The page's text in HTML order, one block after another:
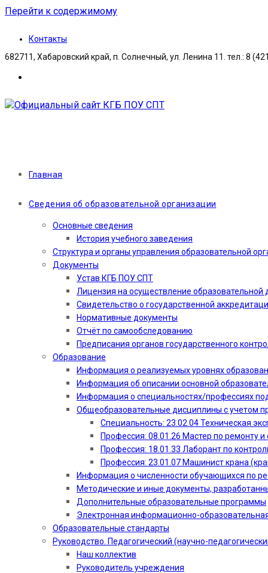
Перейти к содержимому
Контакты
682711, Хабаровский край, п. Солнечный, ул. Ленина 11. тел.: 8
Главная
Сведения об образовательной организации
Основные сведения
История учебного заведения
Структура и органы управления образовательной
Документы
Устав КГБ ПОУ СПТ
Лицензия на осуществление образовательной
Свидетельство о государственной
Нормативные документы
Отчёт по самообследованию
Предписания органов государственного
Образование
Информация о реализуемых уровнях
Информация об описании основной
Информация о специальностях/профессиях
Общеобразовательные дисциплины с учетом
Специальность: 23.02.04 Техническая
Профессия: 08.01.26 Мастер по ремонту
Профессия: 18.01.33 Лаборант по
Профессия: 23.01.07 Машинист крана
Информация о численности обучающихся по
Методические и иные документы,
Дополнительные образовательные программы
Электронная информационно-
Образовательные стандарты
Руководство. Педагогический (научно-
Наш коллектив
Руководитель учреждения